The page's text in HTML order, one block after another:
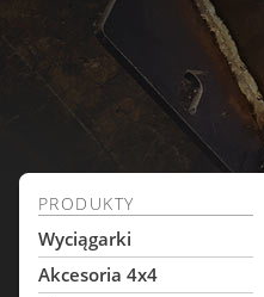
PRODUKTY
Wyciągarki
Akcesoria 4x4